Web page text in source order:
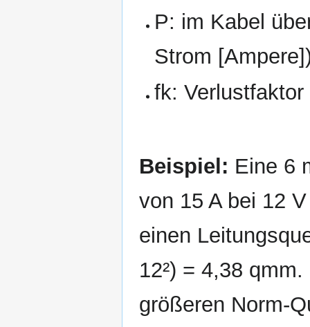
P: im Kabel
Strom
fk: Verlustfaktor
Beispiel: Eine 6
von 15 A bei 12
einen
12²) = 4,38
größeren Norm-